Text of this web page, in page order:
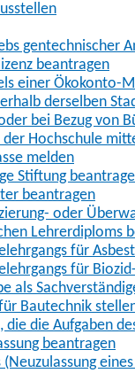
gentechnischer
beantragen
einer Ökokonto-
derselben
bei Bezug von
Hochschule
melden
Stiftung
beantragen
oder
Lehrerdiploms
für
für
als
Bautechnik
die die Aufgaben
beantragen